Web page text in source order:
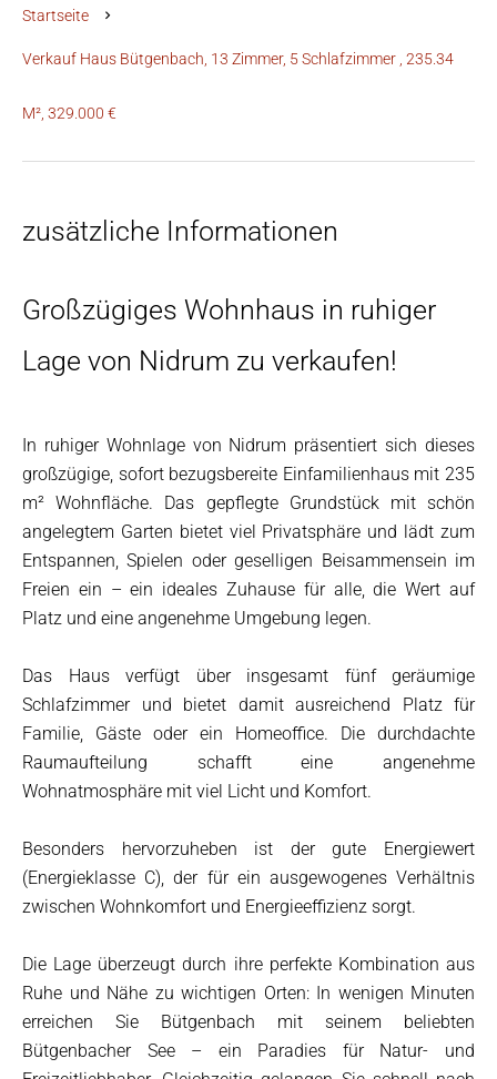
Startseite
Verkauf Haus Bütgenbach, 13 Zimmer, 5 Schlafzimmer , 235.34
M², 329.000 €
zusätzliche Informationen
Großzügiges Wohnhaus in ruhiger
Lage von Nidrum zu verkaufen!
In ruhiger Wohnlage von Nidrum präsentiert sich dieses
großzügige, sofort bezugsbereite Einfamilienhaus mit 235
m² Wohnfläche. Das gepflegte Grundstück mit schön
angelegtem Garten bietet viel Privatsphäre und lädt zum
Entspannen, Spielen oder geselligen Beisammensein im
Freien ein – ein ideales Zuhause für alle, die Wert auf
Platz und eine angenehme Umgebung legen.
Das Haus verfügt über insgesamt fünf geräumige
Schlafzimmer und bietet damit ausreichend Platz für
Familie, Gäste oder ein Homeoffice. Die durchdachte
Raumaufteilung schafft eine angenehme
Wohnatmosphäre mit viel Licht und Komfort.
Besonders hervorzuheben ist der gute Energiewert
(Energieklasse C), der für ein ausgewogenes Verhältnis
zwischen Wohnkomfort und Energieeffizienz sorgt.
Die Lage überzeugt durch ihre perfekte Kombination aus
Ruhe und Nähe zu wichtigen Orten: In wenigen Minuten
erreichen Sie Bütgenbach mit seinem beliebten
Bütgenbacher See – ein Paradies für Natur- und